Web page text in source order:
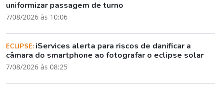
uniformizar passagem de turno
7/08/2026 às 10:06
ECLIPSE: iServices alerta para riscos de danificar a
câmara do smartphone ao fotografar o eclipse solar
7/08/2026 às 08:25